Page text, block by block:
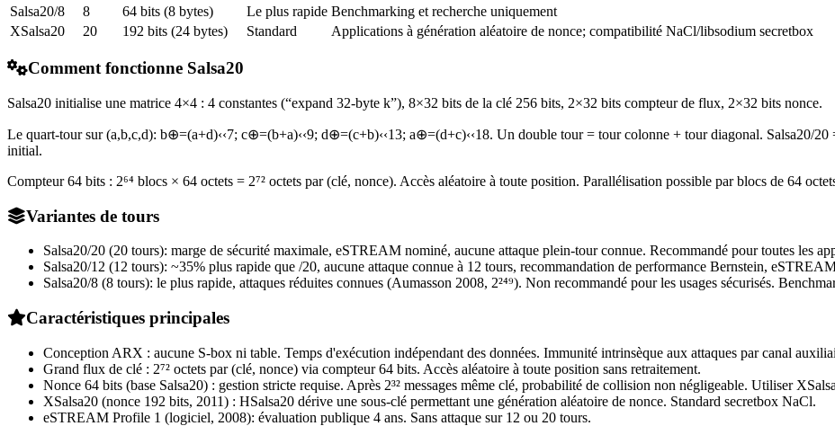
Salsa20/8
8 64 bits (8 bytes) Le plus rapide Benchmarking et recherche uniquement
XSalsa20
20 192 bits (24 bytes) Standard Applications à génération aléatoire de nonce; compatibilité NaCl/libsodium secretbox
Comment fonctionne Salsa20
Salsa20 initialise une matrice 4×4 : 4 constantes (“expand 32-byte k”), 8×32 bits de la clé 256 bits, 2×32 bits compteur de flux, 2×32 bits nonce.
Le quart-tour sur (a,b,c,d): b⊕=(a+d)‹‹7; c⊕=(b+a)‹‹9; d⊕=(c+b)‹‹13; a⊕=(d+c)‹‹18. Un double tour = tour colonne + tour diagonal. Salsa20/
initial.
Compteur 64 bits : 2⁶⁴ blocs × 64 octets = 2⁷² octets par (clé, nonce). Accès aléatoire à toute position. Parallélisation possible par blocs de 64
Variantes de tours
Salsa20/20 (20 tours): marge de sécurité maximale, eSTREAM nominé, aucune attaque plein-tour connue. Recommandé pour toutes les
Salsa20/12 (12 tours): ~35% plus rapide que /20, aucune attaque connue à 12 tours, recommandation de performance Bernstein,
Salsa20/8 (8 tours): le plus rapide, attaques réduites connues (Aumasson 2008, 2²⁴⁹). Non recommandé pour les usages sécurisés.
Caractéristiques principales
Conception ARX : aucune S-box ni table. Temps d'exécution indépendant des données. Immunité intrinsèque aux attaques par canal
Grand flux de clé : 2⁷² octets par (clé, nonce) via compteur 64 bits. Accès aléatoire à toute position sans retraitement.
Nonce 64 bits (base Salsa20) : gestion stricte requise. Après 2³² messages même clé, probabilité de collision non négligeable. Utiliser
XSalsa20 (nonce 192 bits, 2011) : HSalsa20 dérive une sous-clé permettant une génération aléatoire de nonce. Standard secretbox NaCl.
eSTREAM Profile 1 (logiciel, 2008): évaluation publique 4 ans. Sans attaque sur 12 ou 20 tours.